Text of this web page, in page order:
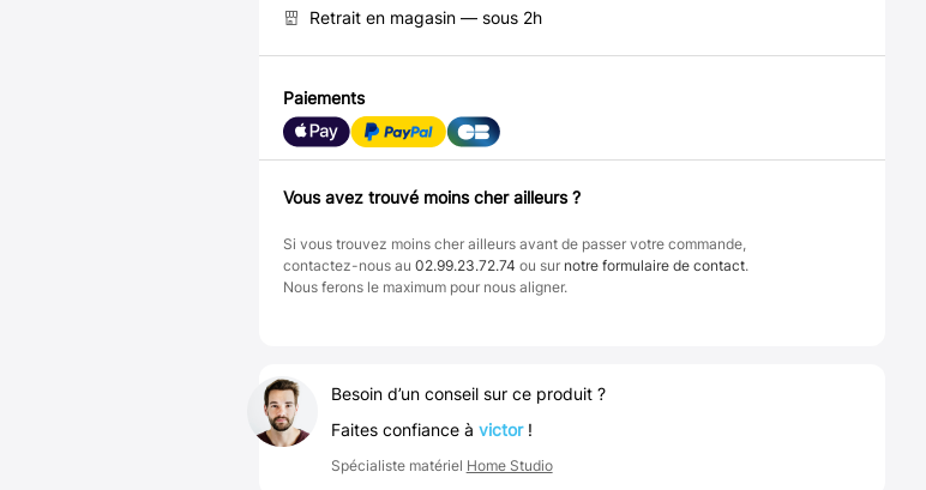
Retrait en magasin — sous 2h
Paiements
Vous avez trouvé moins cher ailleurs ?
Si vous trouvez moins cher ailleurs avant de passer votre commande,
contactez-nous au 02.99.23.72.74 ou sur notre formulaire de contact.
Nous ferons le maximum pour nous aligner.
Besoin d’un conseil sur ce produit ?
Faites confiance à victor!
Spécialiste matériel Home Studio